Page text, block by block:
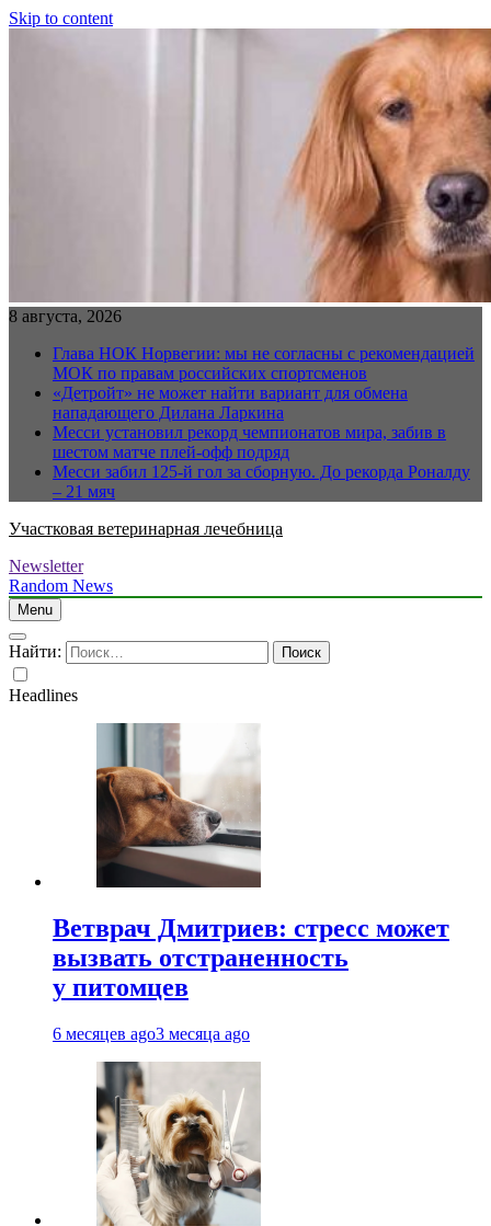
Skip to content
8 августа, 2026
Глава НОК Норвегии: мы не согласны с рекомендацией
МОК по правам российских спортсменов
«Детройт» не может найти вариант для обмена
нападающего Дилана Ларкина
Месси установил рекорд чемпионатов мира, забив в
шестом матче плей‑офф подряд
Месси забил 125-й гол за сборную. До рекорда Роналду
– 21 мяч
Участковая ветеринарная лечебница
Newsletter
Random News
Menu
Найти:
Headlines
Ветврач Дмитриев: стресс может
вызвать отстраненность
у питомцев
6 месяцев ago3 месяца ago